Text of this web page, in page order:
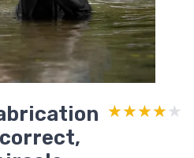
★★★★★
★★★★★